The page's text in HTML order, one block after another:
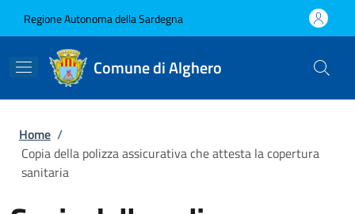
Regione Autonoma della Sardegna
Comune di Alghero
Briciole di pane
Home /
Copia della polizza assicurativa che attesta la copertura
sanitaria